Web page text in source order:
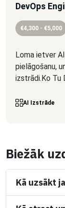
DevOps
€4,300 - €5,000
Loma ietver
pielāgošanu,
izstrādi.Ko Tu
AI Izstrāde
Biežāk
Kā uzsākt